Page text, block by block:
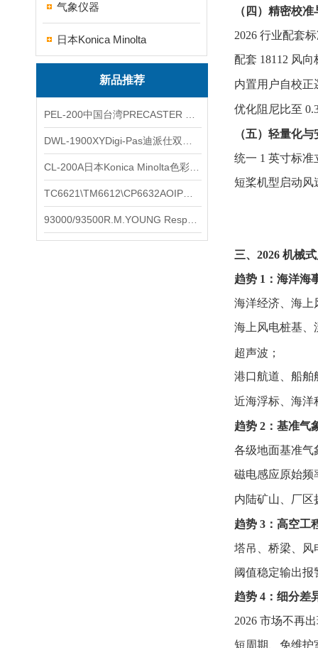
气象仪器
日本Konica Minolta
新品推荐
（四）精密校
2026 行业配套
配套 18112 风
内置用户自校正
优化阻尼比至
（五）轻量化
统一 1 英寸标准
短桨机型启动风
三、2026 机械
趋势 1：海洋海
海洋经济、海上
海上风电桩基、
超声波；
港口航道、船舶
近海浮标、海洋
趋势 2：基准气
各级地面基准气
磁电感应原始频
内陆矿山、厂区
趋势 3：高空工
塔吊、桥梁、风
阈值稳定输出报
趋势 4：细分差
2026 市场不再
短周期、免维护